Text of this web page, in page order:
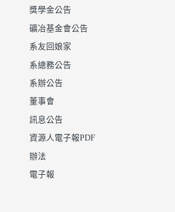
獎學金公告
礦冶基金會公告
系友回娘家
系總務公告
系辦公告
董事會
訊息公告
資源人電子報PDF
辦法
電子報